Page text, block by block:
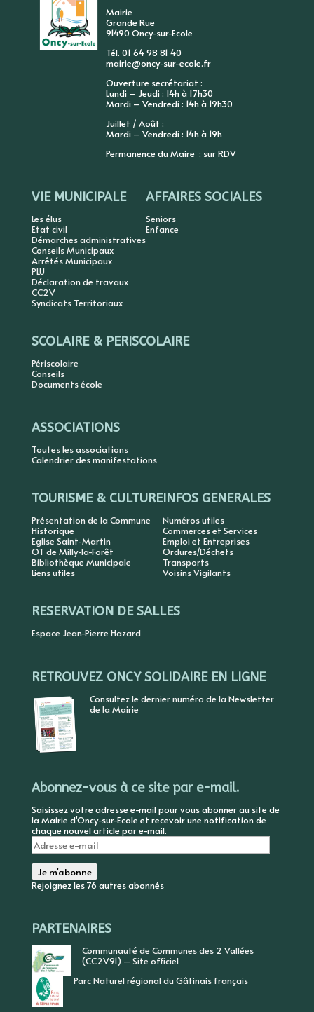
Mairie
Grande Rue
91490 Oncy-sur-Ecole
Tél. 01 64 98 81 40
mairie@oncy-sur-ecole.fr
Ouverture secrétariat :
Lundi – Jeudi : 14h à 17h30
Mardi – Vendredi : 14h à 19h30
Juillet / Août :
Mardi – Vendredi : 14h à 19h
Permanence du Maire : sur RDV
VIE MUNICIPALE
Les élus
Etat civil
Démarches administratives
Conseils Municipaux
Arrêtés Municipaux
PLU
Déclaration de travaux
CC2V
Syndicats Territoriaux
AFFAIRES SOCIALES
Seniors
Enfance
SCOLAIRE & PERISCOLAIRE
Périscolaire
Conseils
Documents école
ASSOCIATIONS
Toutes les associations
Calendrier des manifestations
TOURISME & CULTURE
Présentation de la Commune
Historique
Eglise Saint-Martin
OT de Milly-la-Forêt
Bibliothèque Municipale
Liens utiles
INFOS GENERALES
Numéros utiles
Commerces et Services
Emploi et Entreprises
Ordures/Déchets
Transports
Voisins Vigilants
RESERVATION DE SALLES
Espace Jean-Pierre Hazard
RETROUVEZ ONCY SOLIDAIRE EN LIGNE
Consultez le dernier numéro de la Newsletter
de la Mairie
Abonnez-vous à ce site par e-mail.
Saisissez votre adresse e-mail pour vous abonner au site de
la Mairie d'Oncy-sur-Ecole et recevoir une notification de
chaque nouvel article par e-mail.
Adresse
e-
mail
Je m'abonne
Rejoignez les 76 autres abonnés
PARTENAIRES
Communauté de Communes des 2 Vallées
(CC2V91) – Site officiel
Parc Naturel régional du Gâtinais français